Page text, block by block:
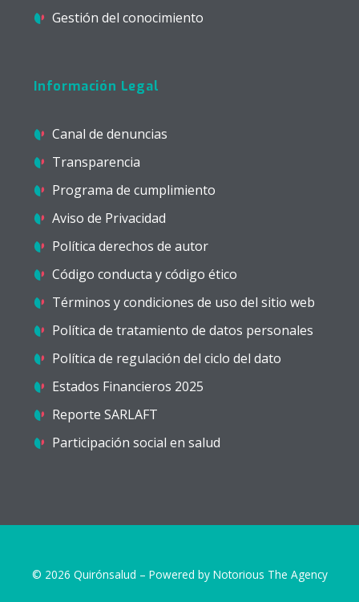
Gestión del conocimiento
Información Legal
Canal de denuncias
Transparencia
Programa de cumplimiento
Aviso de Privacidad
Política derechos de autor
Código conducta y código ético
Términos y condiciones de uso del sitio web
Política de tratamiento de datos personales
Política de regulación del ciclo del dato
Estados Financieros 2025
Reporte SARLAFT
Participación social en salud
© 2026 Quirónsalud – Powered by Notorious The Agency